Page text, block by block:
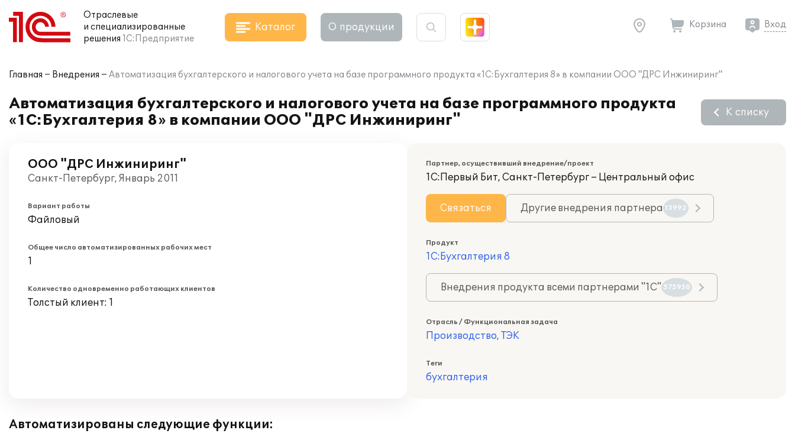
Отраслевые
и специализированные
решения 1С:Предприятие
Каталог О продукции Корзина Вход
Главная Внедрения Автоматизация бухгалтерского и налогового учета на базе программного продукта «1C:Бухгалтерия 8» в компании ООО "ДРС Инжиниринг"
Автоматизация бухгалтерского и налогового учета на базе программного продукта
«1C:Бухгалтерия 8» в компании ООО "ДРС Инжиниринг"
К списку
ООО "ДРС Инжиниринг"
Санкт-Петербург, Январь 2011
Вариант работы
Файловый
Общее число автоматизированных рабочих мест
1
Количество одновременно работающих клиентов
Толстый клиент: 1
Партнер, осуществивший внедрение/проект
1С:Первый Бит, Санкт-Петербург – Центральный офис
Связаться Другие внедрения партнера 13992
Продукт
1С:Бухгалтерия 8
Внедрения продукта всеми партнерами "1С" 575930
Отрасль / Функциональная задача
Производство, ТЭК
Теги
бухгалтерия
Автоматизированы следующие функции: